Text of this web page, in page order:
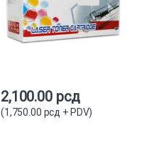
2,100.00 рсд
(1,750.00 рсд + PDV)